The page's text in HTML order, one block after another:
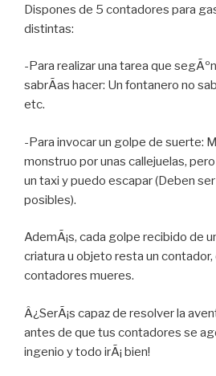
Dispones de 5 contadores para
distintas:
-Para realizar una tarea que
sabrÃ­as hacer: Un fontanero no
etc.
-Para invocar un golpe de suerte:
monstruo por unas callejuelas,
un taxi y puedo escapar (Deben
posibles).
AdemÃ¡s, cada golpe recibido de
criatura u objeto resta un
contadores mueres.
Â¿SerÃ¡s capaz de resolver la
antes de que tus contadores se
ingenio y todo irÃ¡ bien!